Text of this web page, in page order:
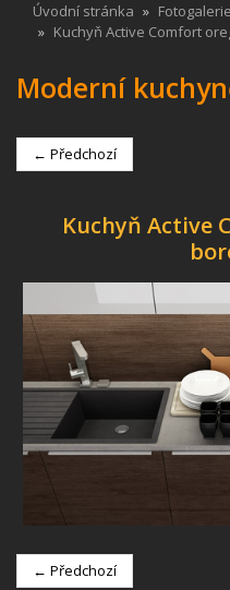
Úvodní stránka Fotogalerie
Kuchyň Active Comfort
Moderní
← Předchozí
Kuchyň Active
← Předchozí